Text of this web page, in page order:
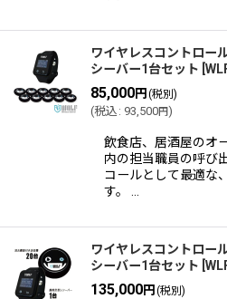
ワイヤレスコントロー
シーバー1台セット
85,000円 (税別)
(税込 : 93,500円)
飲食店、居酒屋のオ
内の担当職員の呼び
コールとして最適な
す。 …
ワイヤレスコントロー
シーバー1台セット
135,000円 (税別)